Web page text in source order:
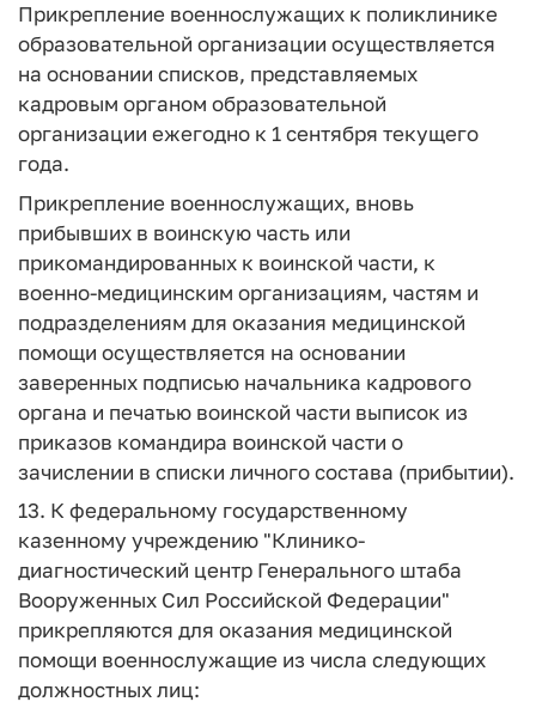
Прикрепление военнослужащих к поликлинике
образовательной организации осуществляется
на основании списков, представляемых
кадровым органом образовательной
организации ежегодно к 1 сентября текущего
года.
Прикрепление военнослужащих, вновь
прибывших в воинскую часть или
прикомандированных к воинской части, к
военно-медицинским организациям, частям и
подразделениям для оказания медицинской
помощи осуществляется на основании
заверенных подписью начальника кадрового
органа и печатью воинской части выписок из
приказов командира воинской части о
зачислении в списки личного состава (прибытии).
13. К федеральному государственному
казенному учреждению "Клинико-
диагностический центр Генерального штаба
Вооруженных Сил Российской Федерации"
прикрепляются для оказания медицинской
помощи военнослужащие из числа следующих
должностных лиц: